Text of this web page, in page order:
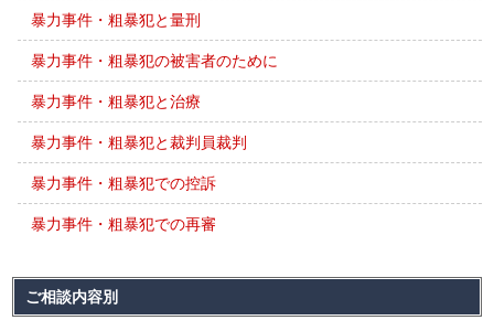
暴力事件・粗暴犯と量刑
暴力事件・粗暴犯の被害者のために
暴力事件・粗暴犯と治療
暴力事件・粗暴犯と裁判員裁判
暴力事件・粗暴犯での控訴
暴力事件・粗暴犯での再審
ご相談内容別